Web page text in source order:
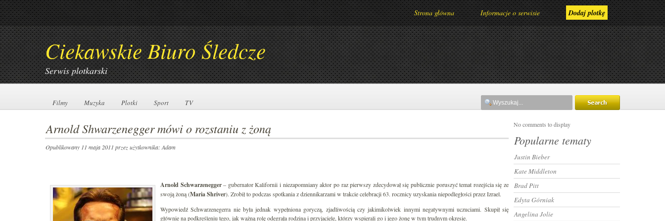
Strona główna Informacje o serwisie Dodaj plotkę
Ciekawskie Biuro Śledcze
Serwis plotkarski
Filmy
Filmy Muzyka
Muzyka Plotki
Plotki Sport
Sport TV
TV
Arnold Shwarzenegger mówi o rozstaniu z żoną
Opublikowany 11 maja 2011 przez użytkownika: Adam
Arnold Schwarzenegger– gubernator Kalifornii i niezapomniany aktor po raz pierwszy zdecydował się publicznie poruszyć temat rozejścia się ze
swoją żoną (Maria Shriver). Zrobił to podczas spotkania z dziennikarzami w trakcie celebracji 63. rocznicy uzyskania niepodległości przez Izrael.
Wypowiedź Schwarzenegerra nie była jednak wypełniona goryczą, zjadliwością czy jakimikolwiek innymi negatywnymi uczuciami. Skupił się
głównie na podkreśleniu tego, jak ważną rolę odegrała rodzina i przyjaciele, którzy wspierali go i jego żonę w tym trudnym okresie.
No comments to display
Popularne tematy
Justin Bieber
Kate Middleton
Brad Pitt
Edyta Górniak
Angelina Jolie